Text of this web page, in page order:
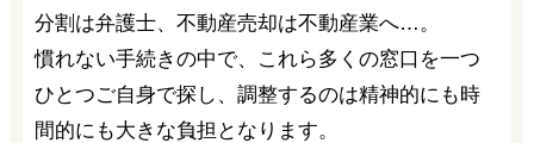
分割は弁護士、不動産売却は不動産業へ…。
慣れない手続きの中で、これら多くの窓口を一つ
ひとつご自身で探し、調整するのは精神的にも時
間的にも大きな負担となります。